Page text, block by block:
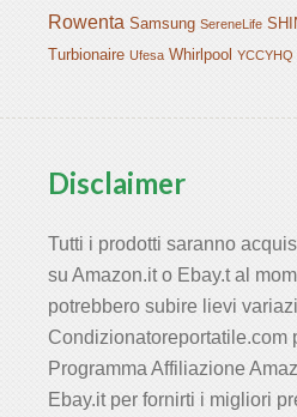
Rowenta Samsung SereneLife
Turbionaire Ufesa Whirlpool YCCYHQ
Disclaimer
Tutti i prodotti saranno
su Amazon.it o Ebay.t al
potrebbero subire lievi
Condizionatoreportatile.com
Programma Affiliazione
Ebay.it per fornirti i migliori